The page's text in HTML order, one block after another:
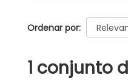
Ordenar por
1 conjunto